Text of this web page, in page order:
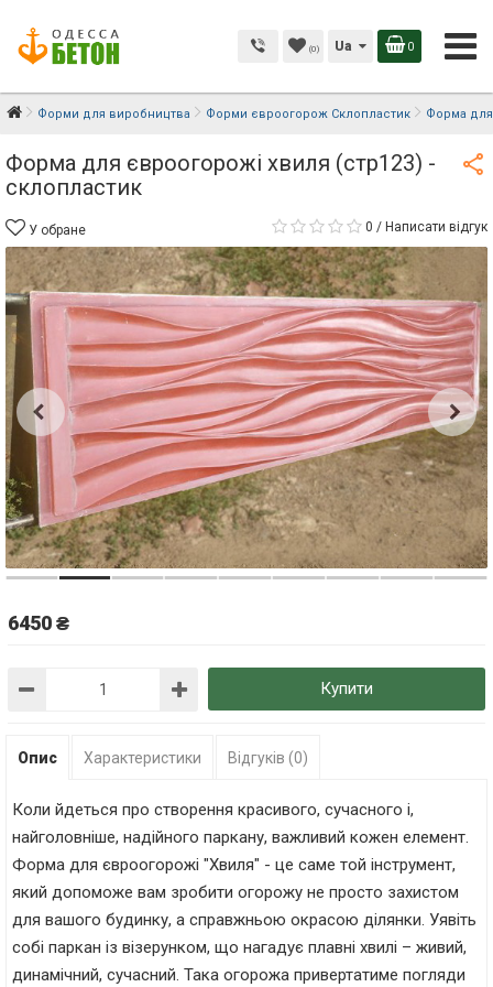
(0) Ua 0
Форми для виробництва Форми євроогорож Склопластик Форма для
Форма для євроогорожі хвиля (стр123) -
склопластик
У обране 0 / Написати відгук
6450 ₴
Купити
Опис Характеристики Відгуків (0)
Коли йдеться про створення красивого, сучасного і,
найголовніше, надійного паркану, важливий кожен елемент.
Форма для євроогорожі "Хвиля" - це саме той інструмент,
який допоможе вам зробити огорожу не просто захистом
для вашого будинку, а справжньою окрасою ділянки. Уявіть
собі паркан із візерунком, що нагадує плавні хвилі – живий,
динамічний, сучасний. Така огорожа привертатиме погляди